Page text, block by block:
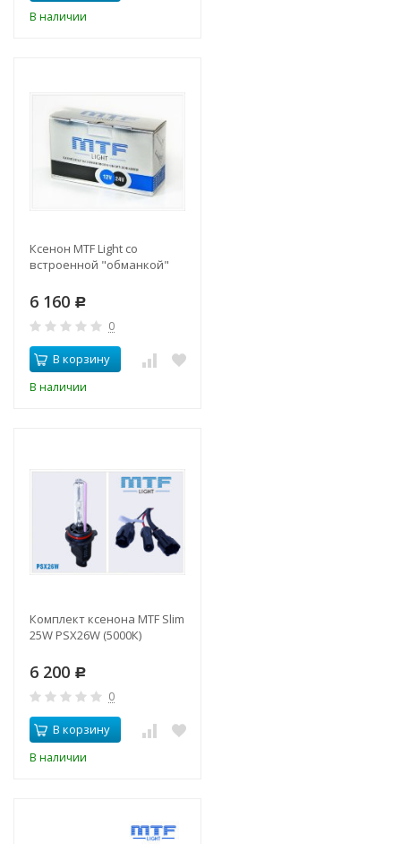
В наличии
Ксенон MTF Light со
встроенной "обманкой"
6 160 Р
0
В корзину
В наличии
Комплект ксенона MTF Slim
25W PSX26W (5000К)
6 200 Р
0
В корзину
В наличии